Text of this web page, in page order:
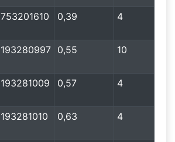
753201610 0,39 4
193280997 0,55 10
193281009 0,57 4
193281010 0,63 4